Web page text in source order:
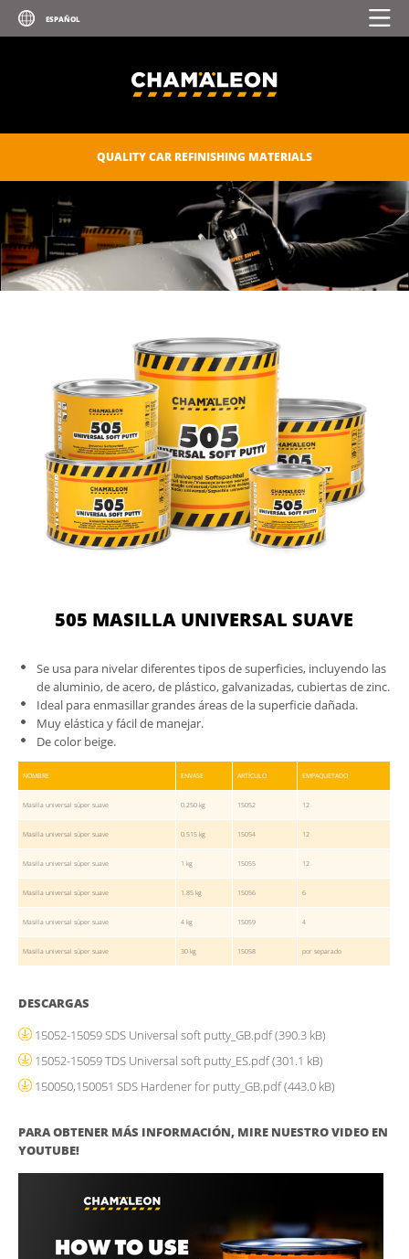
QUALITY CAR REFINISHING MATERIALS
505 MASILLA UNIVERSAL SUAVE
Se usa para nivelar diferentes tipos de superficies, incluyendo las
de aluminio, de acero, de plástico, galvanizadas, cubiertas de zinc.
Ideal para enmasillar grandes áreas de la superficie dañada.
Muy elástica y fácil de manejar.
De color beige.
NOMBRE ENVASE ARTÍCULO EMPAQUETADO
Masilla universal súper suave 0.250 kg 15052 12
Masilla universal súper suave 0.515 kg 15054 12
Masilla universal súper suave 1 kg 15055 12
Masilla universal súper suave 1.85 kg 15056 6
Masilla universal súper suave 4 kg 15059 4
Masilla universal súper suave 30 kg 15058 por separado
DESCARGAS
15052-15059 SDS Universal soft putty_GB.pdf(390.3 kB)
15052-15059 TDS Universal soft putty_ES.pdf(301.1 kB)
150050,150051 SDS Hardener for putty_GB.pdf(443.0 kB)
PARA OBTENER MÁS INFORMACIÓN, MIRE NUESTRO VIDEO EN
YOUTUBE!